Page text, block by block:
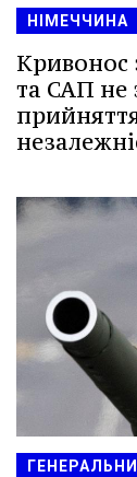
НІМЕЧЧИНА
та САП не